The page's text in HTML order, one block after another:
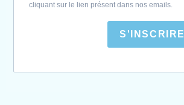
cliquant sur le lien présent dans nos emails.
S'INSCRIRE